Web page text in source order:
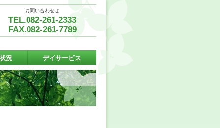
お問い合わせは
TEL.082-261-2333
FAX.082-261-7789
況 デイサービス